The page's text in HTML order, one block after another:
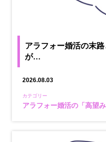
アラフォー婚活の末
が…
2026.08.03
カテゴリー
アラフォー婚活の「高望